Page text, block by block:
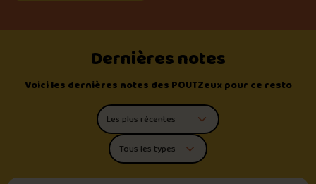
Dernières notes
Voici les dernières notes des POUTZeux pour ce resto
Trier les commentaires
Filtrer par type de poutine